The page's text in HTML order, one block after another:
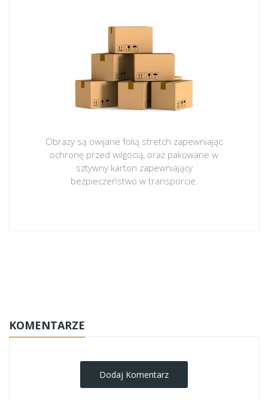
Obrazy są owijane folią stretch zapewniając
ochronę przed wilgocią, oraz pakowane w
sztywny karton zapewniający
bezpieczeństwo w transporcie.
KOMENTARZE
Dodaj Komentarz